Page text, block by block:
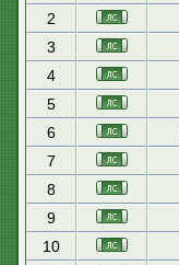
2
3
4
5
6
7
8
9
10